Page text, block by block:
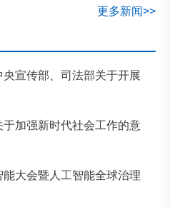
更多新闻>>
宣传部、司法部关于开展
加强新时代社会工作的意
大会暨人工智能全球治理